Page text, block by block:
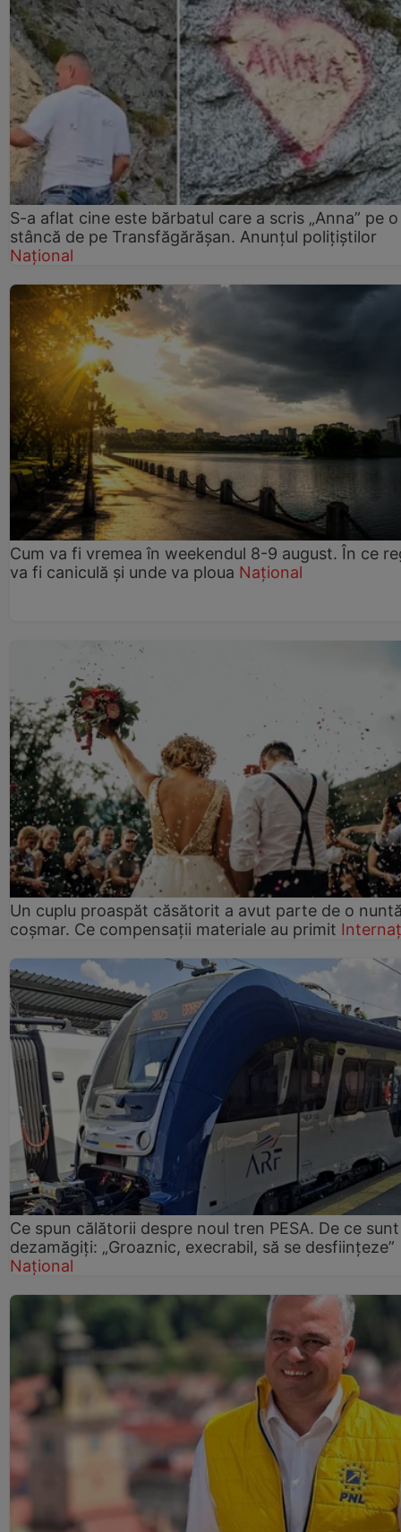
S-a aflat cine este bărbatul care a scris „Anna” pe o
stâncă de pe Transfăgărășan. Anunțul polițiștilor
Național
Cum va fi vremea în weekendul 8-9 august. În ce
va fi caniculă și unde va ploua Național
Un cuplu proaspăt căsătorit a avut parte de o
coșmar. Ce compensații materiale au primit
Ce spun călătorii despre noul tren PESA. De ce sunt
dezamăgiți: „Groaznic, execrabil, să se desființeze”
Național